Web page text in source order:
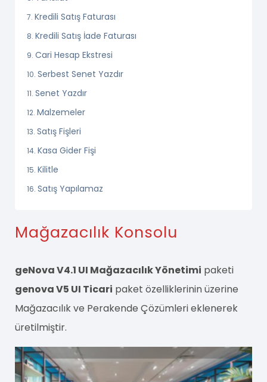
Kredili Satış Faturası
Kredili Satış İade Faturası
Cari Hesap Ekstresi
Serbest Senet Yazdır
Senet Yazdır
Malzemeler
Satış Fişleri
Kasa Gider Fişi
Kilitle
Satış Yapılamaz
Mağazacılık Konsolu
geNova V4.1 UI Mağazacılık Yönetimi paketi
genova V5 UI Ticari paket özelliklerinin üzerine
Mağazacılık ve Perakende Çözümleri eklenerek
üretilmiştir.